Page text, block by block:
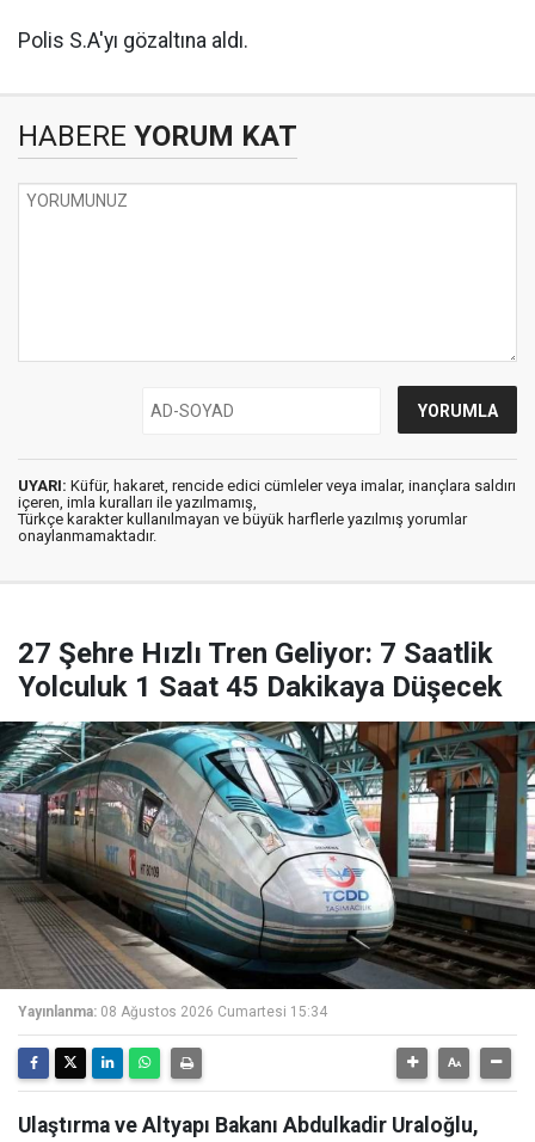
Polis S.A'yı gözaltına aldı.
HABERE YORUM KAT
UYARI: Küfür, hakaret, rencide edici cümleler veya imalar, inançlara saldırı
içeren, imla kuralları ile yazılmamış,
Türkçe karakter kullanılmayan ve büyük harflerle yazılmış yorumlar
onaylanmamaktadır.
27 Şehre Hızlı Tren Geliyor: 7 Saatlik
Yolculuk 1 Saat 45 Dakikaya Düşecek
Yayınlanma: 08 Ağustos 2026 Cumartesi 15:34
Ulaştırma ve Altyapı Bakanı Abdulkadir Uraloğlu,